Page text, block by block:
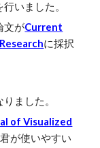
いました。
文がCurrent
に採択
ました。
of Visualized
が使いやすい